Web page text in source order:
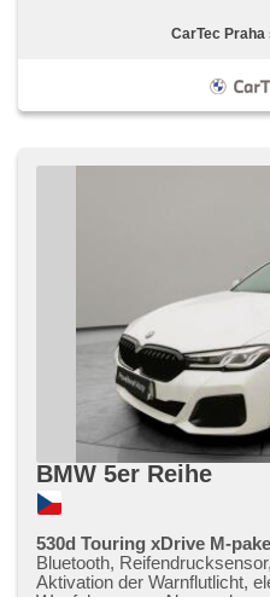
CarTec Praha
BMW 5er Reihe
530d Touring xDrive M-
Bluetooth,
Aktivation der Warnflutlicht,